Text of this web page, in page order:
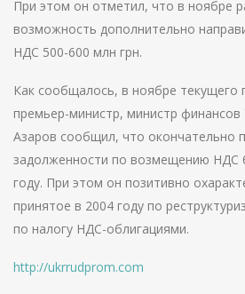
При этом он отметил, что в ноябре
возможность дополнительно
НДС 500-600 млн грн.
Как сообщалось, в ноябре текущего
премьер-министр, министр
Азаров сообщил, что окончательно
задолженности по возмещению НДС
году. При этом он позитивно
принятое в 2004 году по
по налогу НДС-облигациями.
http://ukrrudprom.com